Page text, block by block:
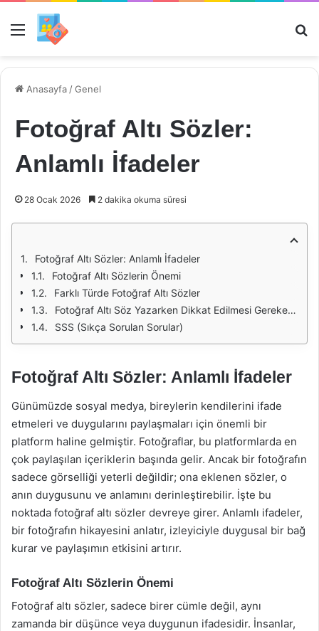
Menü
Anasayfa /Genel
Fotoğraf Altı Sözler:
Anlamlı İfadeler
28 Ocak 2026 2 dakika okuma süresi
Fotoğraf Altı Sözler: Anlamlı İfadeler
Fotoğraf Altı Sözlerin Önemi
Farklı Türde Fotoğraf Altı Sözler
Fotoğraf Altı Söz Yazarken Dikkat Edilmesi Gerekenler
SSS (Sıkça Sorulan Sorular)
Fotoğraf Altı Sözler: Anlamlı İfadeler
Günümüzde sosyal medya, bireylerin kendilerini ifade
etmeleri ve duygularını paylaşmaları için önemli bir
platform haline gelmiştir. Fotoğraflar, bu platformlarda en
çok paylaşılan içeriklerin başında gelir. Ancak bir fotoğrafın
sadece görselliği yeterli değildir; ona eklenen sözler, o
anın duygusunu ve anlamını derinleştirebilir. İşte bu
noktada fotoğraf altı sözler devreye girer. Anlamlı ifadeler,
bir fotoğrafın hikayesini anlatır, izleyiciyle duygusal bir bağ
kurar ve paylaşımın etkisini artırır.
Fotoğraf Altı Sözlerin Önemi
Fotoğraf altı sözler, sadece birer cümle değil, aynı
zamanda bir düşünce veya duygunun ifadesidir. İnsanlar,